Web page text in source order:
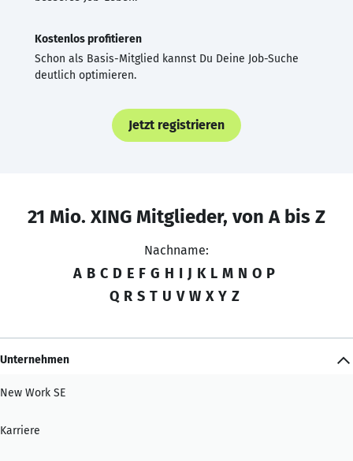
Kostenlos profitieren
Schon als Basis-Mitglied kannst Du Deine Job-Suche
deutlich optimieren.
Jetzt registrieren
21 Mio. XING Mitglieder, von A bis Z
Nachname:
A B C D E F G H I J K L M N O P
Q R S T U V W X Y Z
Unternehmen
New Work SE
Karriere